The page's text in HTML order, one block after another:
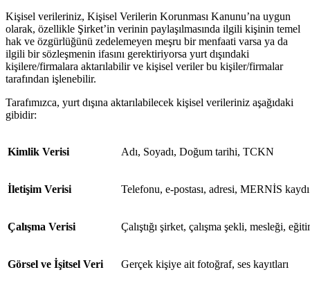
Kişisel verileriniz, Kişisel Verilerin Korunması Kanunu’na uygun
olarak, özellikle Şirket’in verinin paylaşılmasında ilgili kişinin temel
hak ve özgürlüğünü zedelemeyen meşru bir menfaati varsa ya da
ilgili bir sözleşmenin ifasını gerektiriyorsa yurt dışındaki
kişilere/firmalara aktarılabilir ve kişisel veriler bu kişiler/firmalar
tarafından işlenebilir.
Tarafımızca, yurt dışına aktarılabilecek kişisel verileriniz aşağıdaki
gibidir:
Kimlik Verisi Adı, Soyadı, Doğum tarihi, TCKN
İletişim Verisi Telefonu, e-postası, adresi, MERNİS kaydı
Çalışma Verisi Çalıştığı şirket, çalışma şekli, mesleği,
Görsel ve İşitsel Veri Gerçek kişiye ait fotoğraf, ses kayıtları